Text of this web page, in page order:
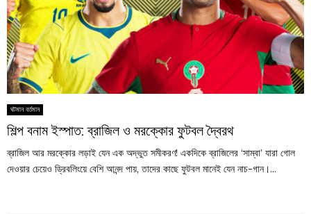
ঘটমান বর্তমান
শিল্প বনাম ইস্পাত: ব্রাজিল ও মরক্কোর ফুটবল দ্বৈরথ
ব্রাজিল আর মরক্কোর লড়াই যেন এক অদ্ভুত সমীকরণ! একদিকে ব্রাজিলের ‘সাম্বা’ যারা গোল
দেওয়ার চেয়েও ড্রিবলিংয়ে বেশি আনন্দ পায়, তাদের কাছে ফুটবল মানেই যেন নাচ-গান।...